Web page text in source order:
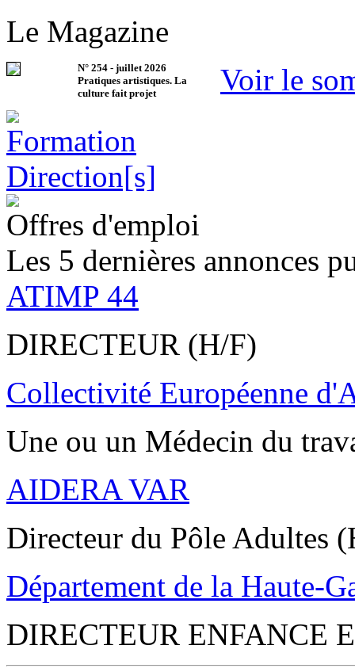
Le Magazine
N° 254 - juillet 2026
Pratiques artistiques. La
culture fait projet
Voir le
Offres d'emploi
Les 5 dernières annonces
ATIMP 44
DIRECTEUR (H/F)
Collectivité Européenne
Une ou un Médecin du
AIDERA VAR
Directeur du Pôle Adultes
Département de la Haute-
DIRECTEUR ENFANCE